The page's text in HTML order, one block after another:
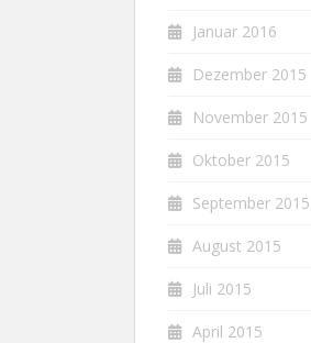
Januar 2016
Dezember 2015
November 2015
Oktober 2015
September 2015
August 2015
Juli 2015
April 2015